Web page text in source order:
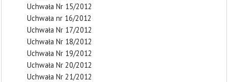
Uchwała Nr 15/2012
Uchwała nr 16/2012
Uchwała Nr 17/2012
Uchwała Nr 18/2012
Uchwała Nr 19/2012
Uchwała Nr 20/2012
Uchwała Nr 21/2012